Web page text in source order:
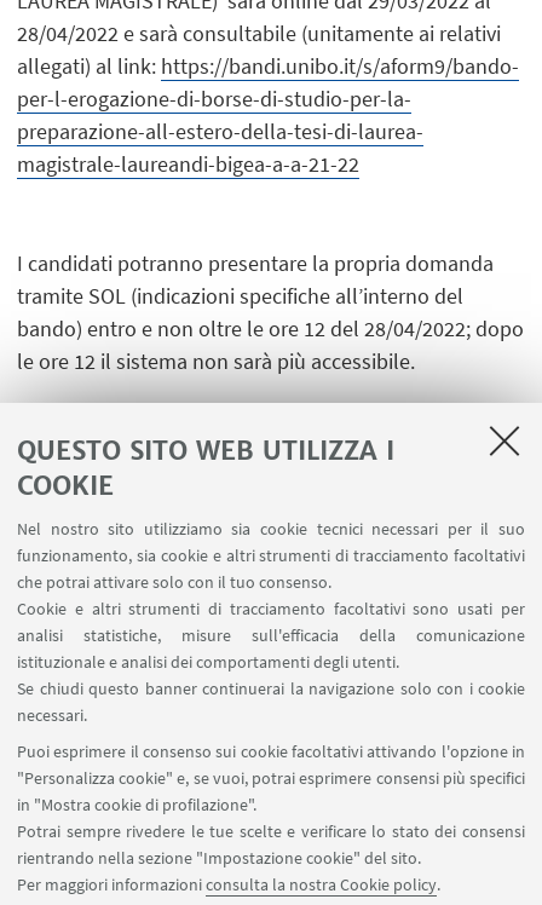
QUESTO SITO WEB UTILIZZA I
COOKIE
Nel nostro sito utilizziamo sia cookie tecnici necessari per il suo
funzionamento, sia cookie e altri strumenti di tracciamento facoltativi
che potrai attivare solo con il tuo consenso.
Cookie e altri strumenti di tracciamento facoltativi sono usati per
analisi statistiche, misure sull'efficacia della comunicazione
istituzionale e analisi dei comportamenti degli utenti.
Se chiudi questo banner continuerai la navigazione solo con i cookie
necessari.
Puoi esprimere il consenso sui cookie facoltativi attivando l'opzione in
"Personalizza cookie" e, se vuoi, potrai esprimere consensi più specifici
in "Mostra cookie di profilazione".
Potrai sempre rivedere le tue scelte e verificare lo stato dei consensi
rientrando nella sezione "Impostazione cookie" del sito.
Per maggiori informazioniconsulta la nostra Cookie policy.
28/04/2022 e sarà consultabile (unitamente ai relativi
allegati) al link: https://bandi.unibo.it/s/aform9/bando-
per-l-erogazione-di-borse-di-studio-per-la-
preparazione-all-estero-della-tesi-di-laurea-
magistrale-laureandi-bigea-a-a-21-22
I candidati potranno presentare la propria domanda
tramite SOL (indicazioni specifiche all’interno del
bando) entro e non oltre le ore 12 del 28/04/2022; dopo
le ore 12 il sistema non sarà più accessibile.
LINK UTILI
Area riservata
Contatti
Prenotazione aule BiGeA
SEGUI UNIBO SU:
APP: